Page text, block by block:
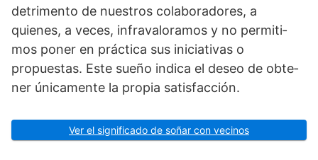
detrimento de nuestros colaboradores, a
quienes, a veces, infravaloramos y no permiti­
mos poner en práctica sus iniciativas o
propuestas. Este sueño indica el deseo de obte­
ner únicamente la propia satisfacción.
Ver el significado de soñar con vecinos